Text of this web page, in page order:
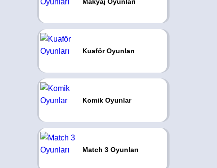
Kuaför Oyunları
Komik Oyunlar
Match 3 Oyunları